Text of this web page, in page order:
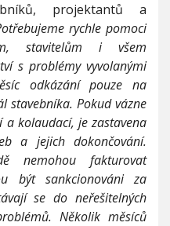
projektantů a
rychle pomoci
stavitelům i všem
s problémy vyvolanými
odkázání pouze na
stavebníka. Pokud vázne
a kolaudací, je zastavena
a jejich dokončování.
nemohou fakturovat
být sankcionováni za
se do neřešitelných
Několik měsíců